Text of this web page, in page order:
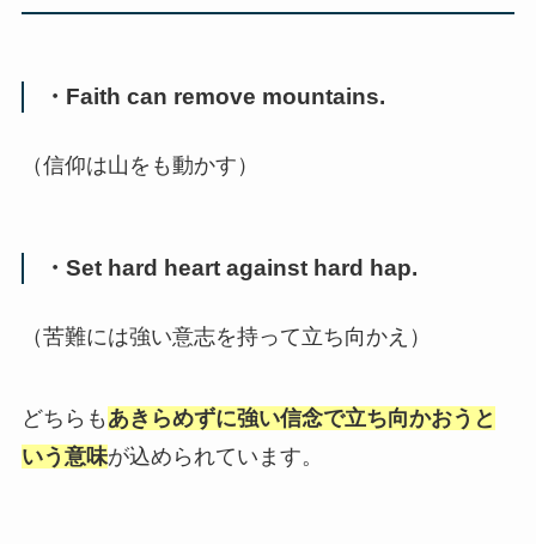
・Faith can remove mountains.
（信仰は山をも動かす）
・Set hard heart against hard hap.
（苦難には強い意志を持って立ち向かえ）
どちらも あきらめずに強い信念で立ち向かおうと
いう意味が込められています。